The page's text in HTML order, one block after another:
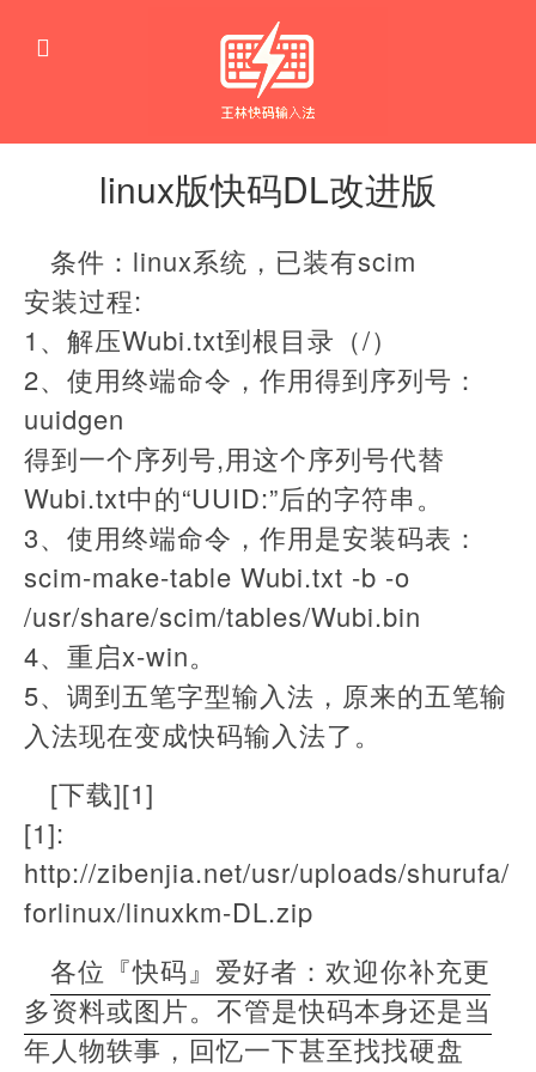
linux版快码DL改进版
条件：linux系统，已装有scim
安装过程:
1、解压Wubi.txt到根目录（/）
2、使用终端命令，作用得到序列号：
uuidgen
得到一个序列号,用这个序列号代替
Wubi.txt中的“UUID:”后的字符串。
3、使用终端命令，作用是安装码表：
scim-make-table Wubi.txt -b -o
/usr/share/scim/tables/Wubi.bin
4、重启x-win。
5、调到五笔字型输入法，原来的五笔输
入法现在变成快码输入法了。
[下载][1]
[1]:
http://zibenjia.net/usr/uploads/shurufa/
forlinux/linuxkm-DL.zip
各位『快码』爱好者：欢迎你补充更
多资料或图片。不管是快码本身还是当
年人物轶事，回忆一下甚至找找硬盘